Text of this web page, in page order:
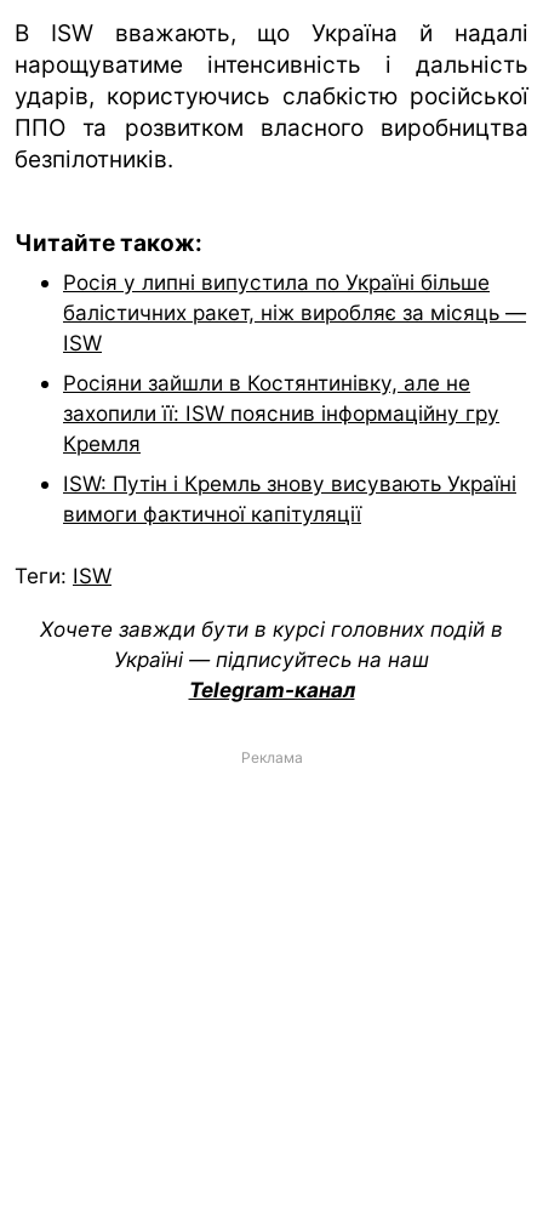
В ISW вважають, що Україна й надалі
нарощуватиме інтенсивність і дальність
ударів, користуючись слабкістю російської
ППО та розвитком власного виробництва
безпілотників.
Читайте також:
Росія у липні випустила по Україні більше
балістичних ракет, ніж виробляє за місяць —
ISW
Росіяни зайшли в Костянтинівку, але не
захопили її: ISW пояснив інформаційну гру
Кремля
ISW: Путін і Кремль знову висувають Україні
вимоги фактичної капітуляції
Теги: ISW
Хочете завжди бути в курсі головних подій в
Україні — підписуйтесь на наш
Telegram-канал
Реклама